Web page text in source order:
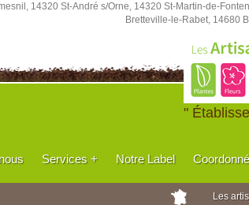
14320 St-André s/Orne, 14320 St-Martin-de-
Bretteville-le-Rabet, 14680
"
Services + Notre Label
Les